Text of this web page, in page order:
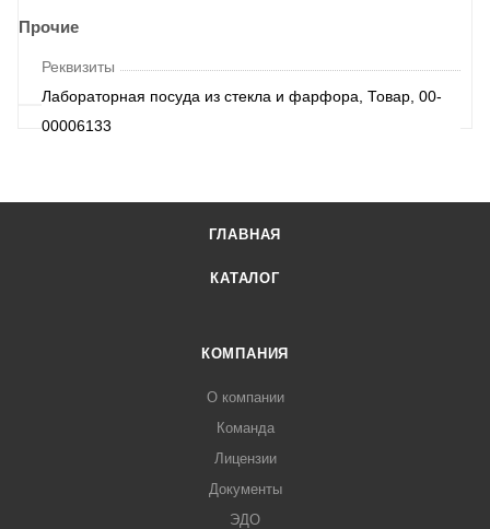
Прочие
Реквизиты
Лабораторная посуда из стекла и фарфора, Товар, 00-
00006133
ГЛАВНАЯ
КАТАЛОГ
КОМПАНИЯ
О компании
Команда
Лицензии
Документы
ЭДО